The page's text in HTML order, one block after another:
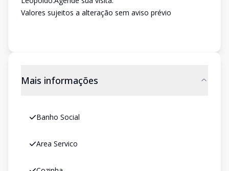
Valores sujeitos a alteração sem aviso prévio
Mais informações
Banho Social
Area Servico